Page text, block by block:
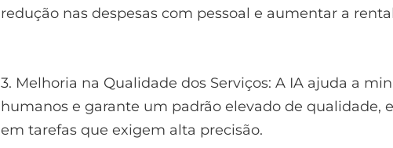
redução nas despesas com pessoal e aumentar a
3. Melhoria na Qualidade dos Serviços: A IA ajuda a
humanos e garante um padrão elevado de qualidade,
em tarefas que exigem alta precisão.